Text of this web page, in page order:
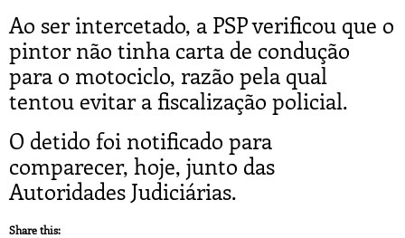
Ao ser intercetado, a PSP verificou que o
pintor não tinha carta de condução
para o motociclo, razão pela qual
tentou evitar a fiscalização policial.
O detido foi notificado para
comparecer, hoje, junto das
Autoridades Judiciárias.
Share this: